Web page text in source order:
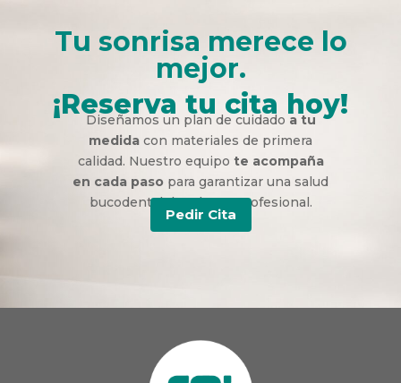
Tu sonrisa merece lo
mejor.
¡Reserva tu cita hoy!
Diseñamos un plan de cuidado a tu
medida con materiales de primera
calidad. Nuestro equipo te acompaña
en cada paso para garantizar una salud
bucodental duradera y profesional.
Pedir Cita